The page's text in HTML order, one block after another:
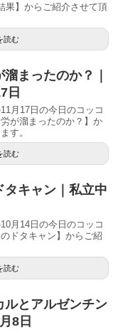
果】からご紹介させて頂
読む
まったのか？｜
日
月17日の今日のコッコ
が溜まったのか？】か
す。
読む
タキャン｜私立中
月14日の今日のコッコ
ドタキャン】からご紹
読む
ルとアルゼンチン
8日